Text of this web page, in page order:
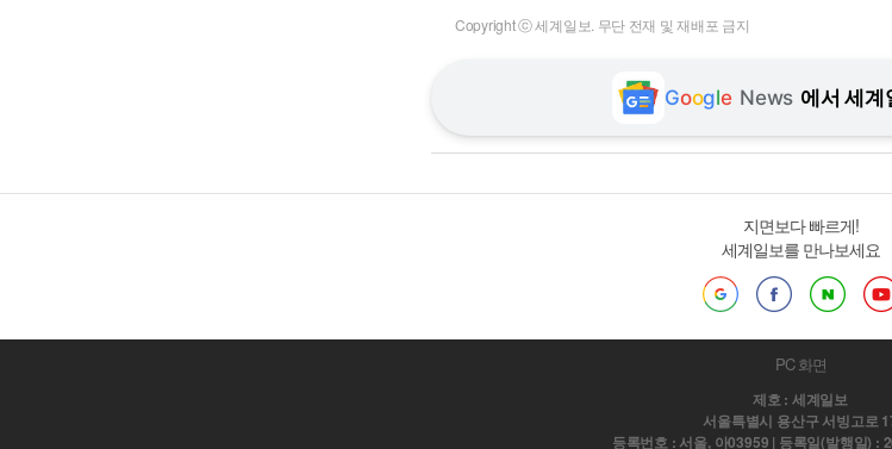
Copyright ⓒ 세계일보. 무단 전재 및 재배포 금지
Google News 에서 세계
지면보다 빠르게!
세계일보를 만나보세요
PC 화면
제호 : 세계일보
서울특별시 용산구 서빙고로
등록번호 : 서울, 아03959 | 등록일(발행일) :